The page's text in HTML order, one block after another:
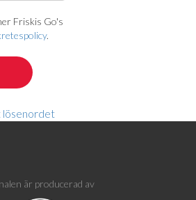
Friskis Go's
.
lösenordet
är producerad av